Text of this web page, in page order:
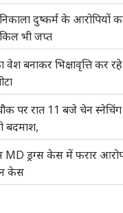
दुष्कर्म के आरोपियों
भी जप्त
वेश बनाकर भिक्षावृत्ति कर
पर रात 11 बजे चेन
बदमाश,
MD ड्रग्स केस में फरार
केस